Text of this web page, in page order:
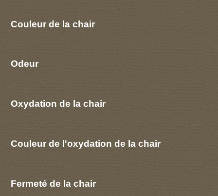
Couleur de la chair
Odeur
Oxydation de la chair
Couleur de l'oxydation de la chair
Fermeté de la chair